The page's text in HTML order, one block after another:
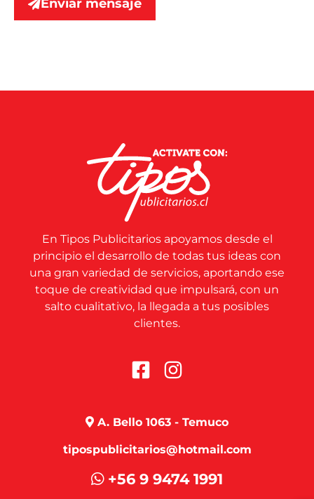
Enviar mensaje
En Tipos Publicitarios apoyamos desde el
principio el desarrollo de todas tus ideas con
una gran variedad de servicios, aportando ese
toque de creatividad que impulsará, con un
salto cualitativo, la llegada a tus posibles
clientes.
A. Bello 1063 - Temuco
tipospublicitarios@hotmail.com
+56 9 9474 1991